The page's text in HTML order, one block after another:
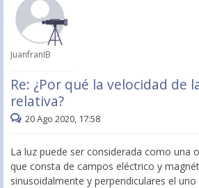
JuanfranIB
Re: ¿Por qué la velocidad de
relativa?
20 Ago 2020, 17:58
La luz puede ser considerada como una
que consta de campos eléctrico y
sinusoidalmente y perpendiculares el